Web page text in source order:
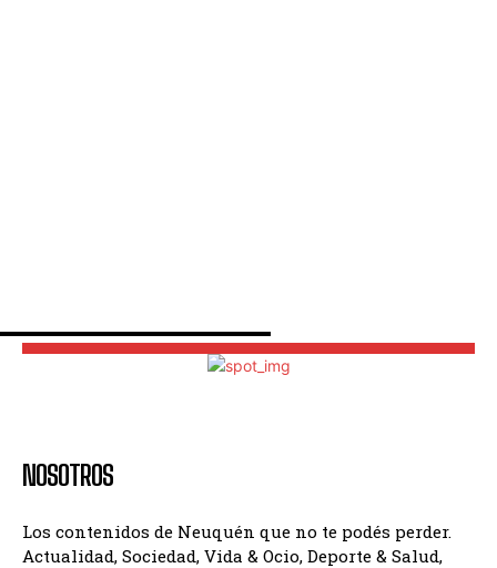
NOSOTROS
Los contenidos de Neuquén que no te podés perder.
Actualidad, Sociedad, Vida & Ocio, Deporte & Salud,